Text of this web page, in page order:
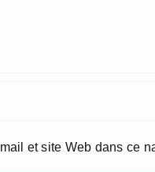
et site Web dans ce